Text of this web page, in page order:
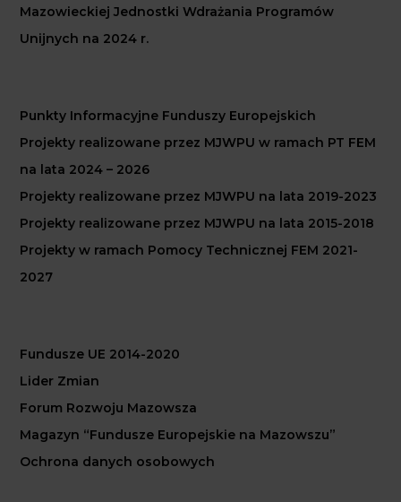
Mazowieckiej Jednostki Wdrażania Programów
Unijnych na 2024 r.
Punkty Informacyjne Funduszy Europejskich
Projekty realizowane przez MJWPU w ramach PT FEM
na lata 2024 – 2026
Projekty realizowane przez MJWPU na lata 2019-2023
Projekty realizowane przez MJWPU na lata 2015-2018
Projekty w ramach Pomocy Technicznej FEM 2021-
2027
Fundusze UE 2014-2020
Lider Zmian
Forum Rozwoju Mazowsza
Magazyn “Fundusze Europejskie na Mazowszu”
Ochrona danych osobowych